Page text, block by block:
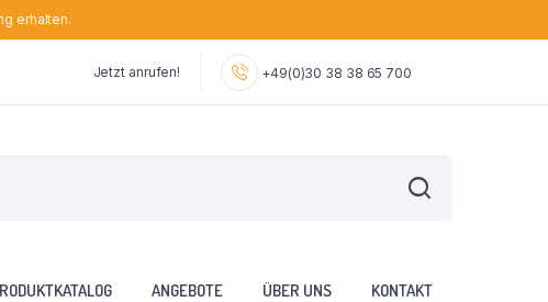
erhalten.
Jetzt anrufen! +49(0)30 38 38 65 700
ANGEBOTE ÜBER UNS KONTAKT